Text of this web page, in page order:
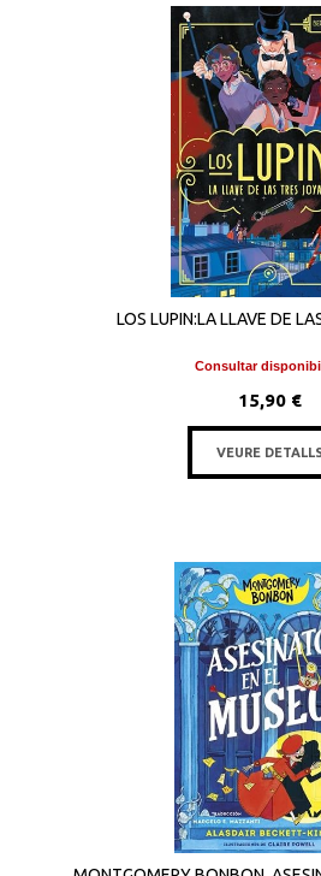
LOS LUPIN:LA LLAVE DE
Consultar
15,90 €
VEURE